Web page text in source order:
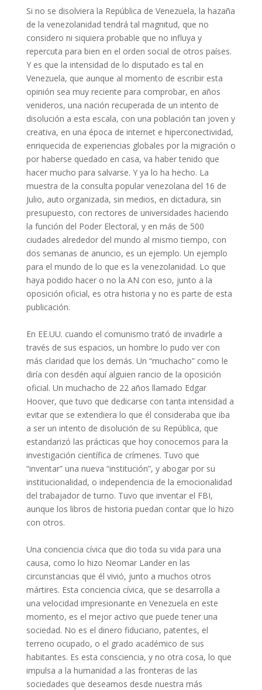
Si no se disolviera la República de Venezuela, la hazaña
de la venezolanidad tendrá tal magnitud, que no
considero ni siquiera probable que no influya y
repercuta para bien en el orden social de otros países.
Y es que la intensidad de lo disputado es tal en
Venezuela, que aunque al momento de escribir esta
opinión sea muy reciente para comprobar, en años
venideros, una nación recuperada de un intento de
disolución a esta escala, con una población tan joven y
creativa, en una época de internet e hiperconectividad,
enriquecida de experiencias globales por la migración o
por haberse quedado en casa, va haber tenido que
hacer mucho para salvarse. Y ya lo ha hecho. La
muestra de la consulta popular venezolana del 16 de
Julio, auto organizada, sin medios, en dictadura, sin
presupuesto, con rectores de universidades haciendo
la función del Poder Electoral, y en más de 500
ciudades alrededor del mundo al mismo tiempo, con
dos semanas de anuncio, es un ejemplo. Un ejemplo
para el mundo de lo que es la venezolanidad. Lo que
haya podido hacer o no la AN con eso, junto a la
oposición oficial, es otra historia y no es parte de esta
publicación.
En EE.UU. cuando el comunismo trató de invadirle a
través de sus espacios, un hombre lo pudo ver con
más claridad que los demás. Un “muchacho” como le
diría con desdén aquí alguien rancio de la oposición
oficial. Un muchacho de 22 años llamado Edgar
Hoover, que tuvo que dedicarse con tanta intensidad a
evitar que se extendiera lo que él consideraba que iba
a ser un intento de disolución de su República, que
estandarizó las prácticas que hoy conocemos para la
investigación científica de crímenes. Tuvo que
“inventar” una nueva “institución”, y abogar por su
institucionalidad, o independencia de la emocionalidad
del trabajador de turno. Tuvo que inventar el FBI,
aunque los libros de historia puedan contar que lo hizo
con otros.
Una conciencia cívica que dio toda su vida para una
causa, como lo hizo Neomar Lander en las
circunstancias que él vivió, junto a muchos otros
mártires. Esta conciencia cívica, que se desarrolla a
una velocidad impresionante en Venezuela en este
momento, es el mejor activo que puede tener una
sociedad. No es el dinero fiduciario, patentes, el
terreno ocupado, o el grado académico de sus
habitantes. Es esta consciencia, y no otra cosa, lo que
impulsa a la humanidad a las fronteras de las
sociedades que deseamos desde nuestra más